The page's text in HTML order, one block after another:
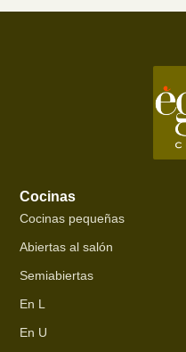
Cocinas
Cocinas pequeñas
Abiertas al salón
Semiabiertas
En L
En U